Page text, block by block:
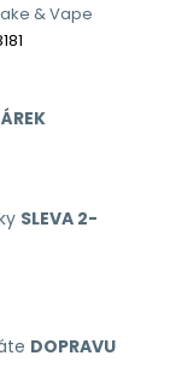
& Vape
SLEVA 2-
DOPRAVU